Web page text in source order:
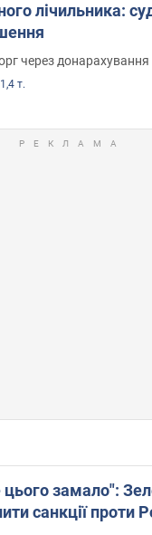
лічильника:
через донарахування
т.
замало":
санкції проти